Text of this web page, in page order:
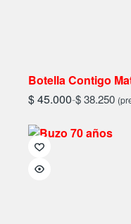
Botella Contigo
$45.000-$38.250